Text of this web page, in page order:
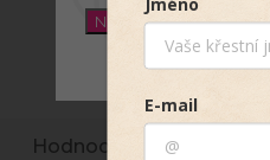
Nastavení
Hodnocení
E-mail